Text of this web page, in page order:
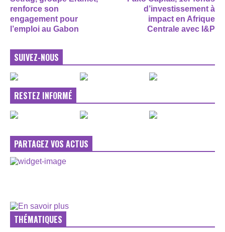
renforce son
engagement pour
l’emploi au Gabon
d’investissement à
impact en Afrique
Centrale avec I&P
SUIVEZ-NOUS
RESTEZ INFORMÉ
PARTAGEZ VOS ACTUS
THÉMATIQUES